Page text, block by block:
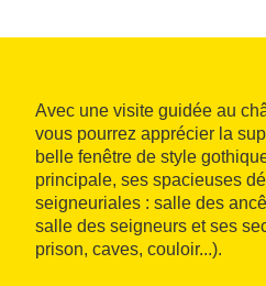
Avec une visite guidée au
vous pourrez apprécier la
belle fenêtre de style
principale, ses spacieuses
seigneuriales : salle des
salle des seigneurs et ses
prison, caves, couloir...).